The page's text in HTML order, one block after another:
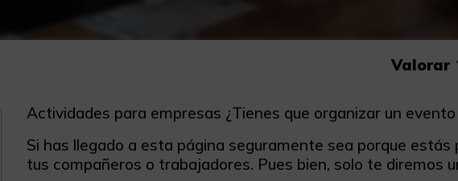
Valorar
Actividades para empresas ¿Tienes que organizar un
Si has llegado a esta página seguramente sea porque
tus compañeros o trabajadores. Pues bien, solo te diremos